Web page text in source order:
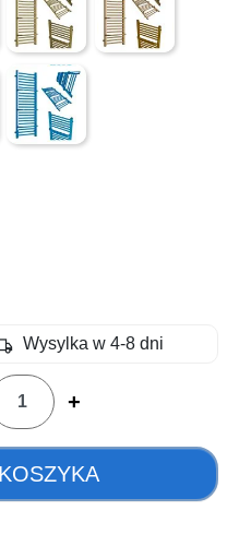
(lekko chropowata
Niebieski ( gładki )
Wysylka w 4-8 dni
+